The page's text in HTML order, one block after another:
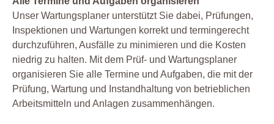
Unser Wartungsplaner unterstützt Sie dabei, Prüfungen,
Inspektionen und Wartungen korrekt und termingerecht
durchzuführen, Ausfälle zu minimieren und die Kosten
niedrig zu halten. Mit dem Prüf- und Wartungsplaner
organisieren Sie alle Termine und Aufgaben, die mit der
Prüfung, Wartung und Instandhaltung von betrieblichen
Arbeitsmitteln und Anlagen zusammenhängen.